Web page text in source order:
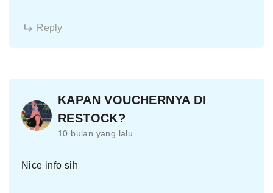
Reply
KAPAN VOUCHERNYA DI
RESTOCK?
10 bulan yang lalu
Nice info sih